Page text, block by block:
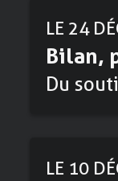
LE 24
Bilan,
Du
LE 10